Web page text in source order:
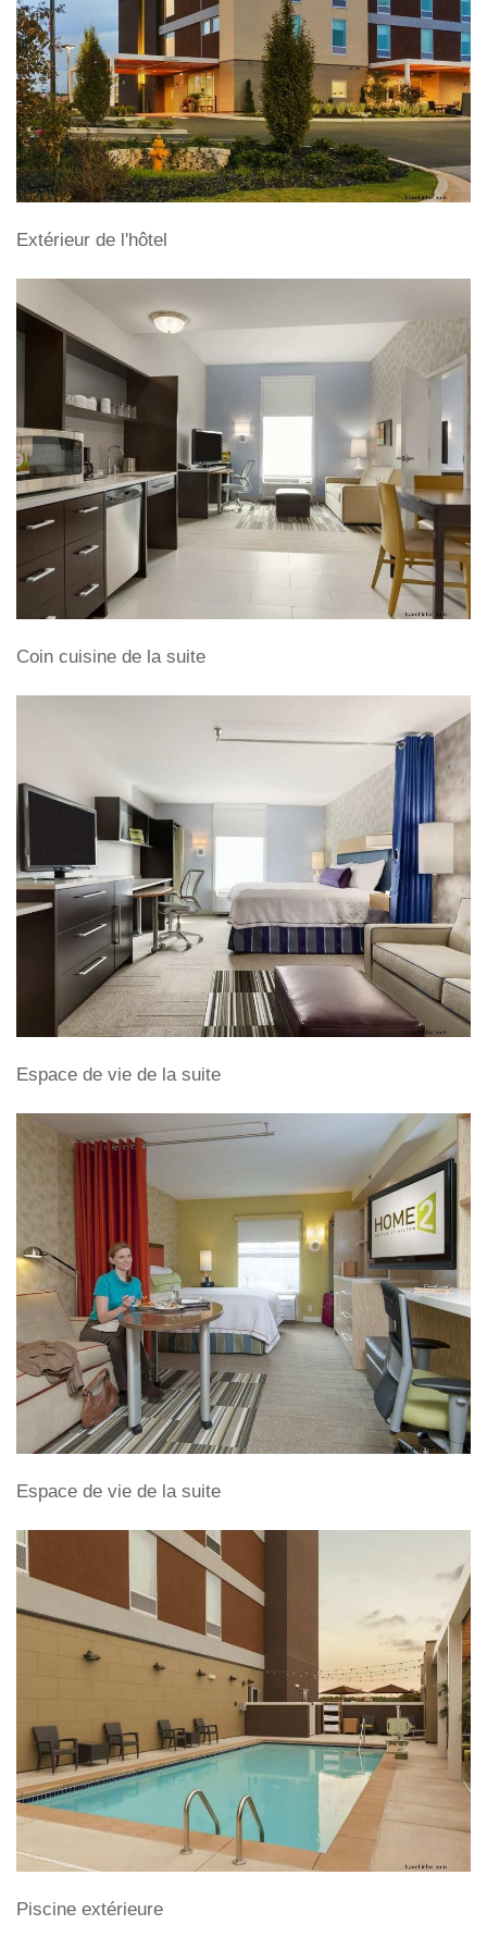
Extérieur de l'hôtel
Coin cuisine de la suite
Espace de vie de la suite
Espace de vie de la suite
Piscine extérieure